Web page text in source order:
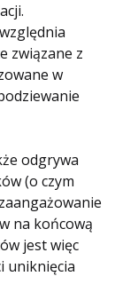
związane z
w
odgrywa
(o czym
na końcową
jest więc
uniknięcia